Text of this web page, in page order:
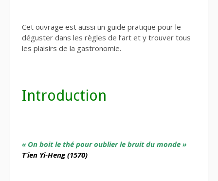
Cet ouvrage est aussi un guide pratique pour le
déguster dans les règles de l’art et y trouver tous
les plaisirs de la gastronomie.
Introduction
« On boit le thé pour oublier le bruit du monde »
T’ien Yi-Heng (1570)